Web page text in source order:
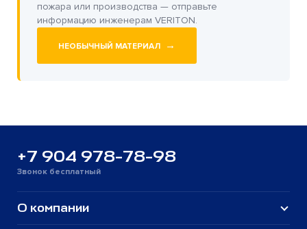
пожара или производства — отправьте
информацию инженерам VERITON.
НЕОБЫЧНЫЙ МАТЕРИАЛ →
+7 904 978-78-98
Звонок бесплатный
О компании